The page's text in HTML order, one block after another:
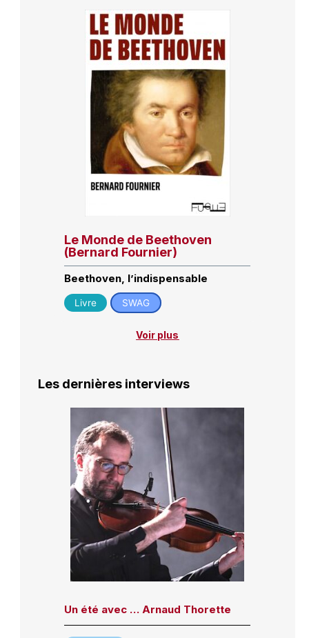
Le Monde de Beethoven
(Bernard Fournier)
Beethoven, l’indispensable
Livre SWAG
Voir plus
Les dernières interviews
Un été avec … Arnaud Thorette